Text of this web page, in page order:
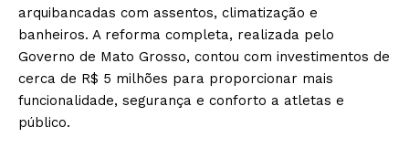
arquibancadas com assentos, climatização e
banheiros. A reforma completa, realizada pelo
Governo de Mato Grosso, contou com investimentos de
cerca de R$ 5 milhões para proporcionar mais
funcionalidade, segurança e conforto a atletas e
público.